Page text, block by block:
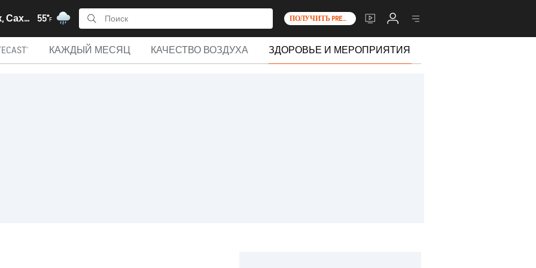
Курильск, Сахалин 55°F ПОЛУЧИТЬ PREMIUM+
КАЖДЫЙ МЕСЯЦ КАЧЕСТВО ВОЗДУХА ЗДОРОВЬЕ И МЕРОПРИЯТИЯ